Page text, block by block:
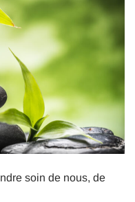
soin de nous, de